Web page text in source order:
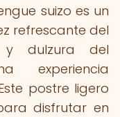
suizo es un
refrescante del
dulzura del
experiencia
postre ligero
disfrutar en